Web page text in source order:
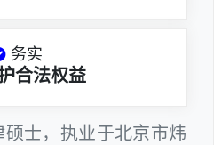
务实
合法权益
士，执业于北京市炜